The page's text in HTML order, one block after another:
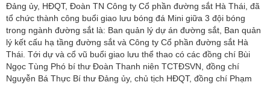
Đảng ủy, HĐQT, Đoàn TN Công ty Cổ phần đường sắt Hà Thái, đã
tổ chức thành công buổi giao lưu bóng đá Mini giữa 3 đội bóng
trong ngành đường sắt là: Ban quản lý dự án đường sắt, Ban quản
lý kết cấu hạ tầng đường sắt và Công ty Cổ phần đường sắt Hà
Thái. Tới dự và cổ vũ buổi giao lưu thể thao có các đồng chí Bùi
Ngọc Tùng Phó bí thư Đoàn Thanh niên TCTĐSVN, đồng chí
Nguyễn Bá Thực Bí thư Đảng ủy, chủ tịch HĐQT, đồng chí Phạm